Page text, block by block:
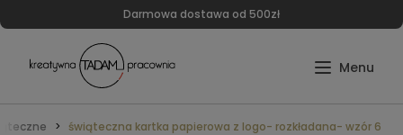
Darmowa dostawa od 500zł
świąteczna kartka papierowa z logo- rozkładana- wzór 6